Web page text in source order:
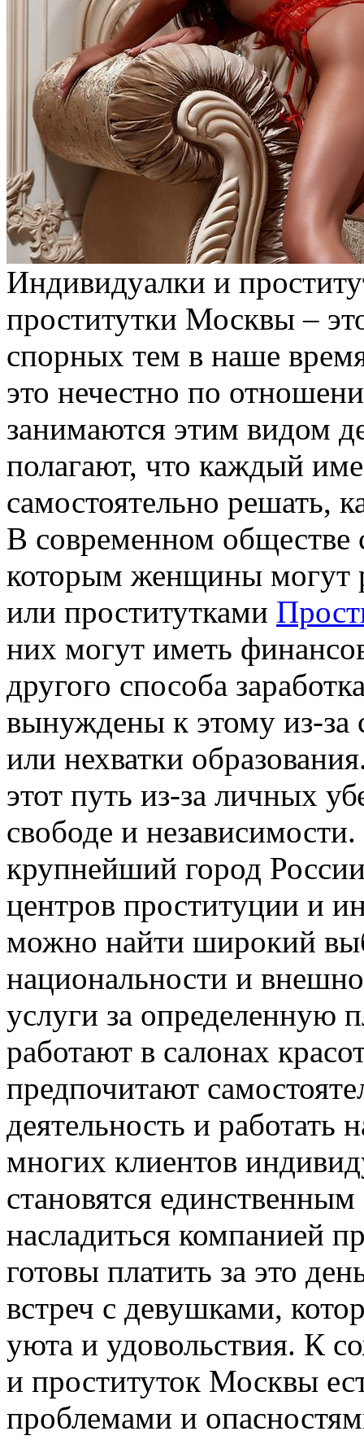
Индивидуaлки и
проститутки Москвы –
спорных тем в наше
это нечестно по
занимаются этим видом
полагают, что каждый
самостоятельно решать,
В современном обществе
которым женщины могут
или проститутками
них могут иметь
другого способа
вынуждены к этому из-
или нехватки
этот путь из-за личных
свободе и
крупнейший город
центров проституции и
можно найти широкий
национальности и
услуги за определенную
работают в салонах
предпочитают
деятельность и
многих клиентов
становятся
насладиться компанией
готовы платить за это
встреч с девушками,
уюта и удовольствия. К
и проституток Москвы
проблемами и